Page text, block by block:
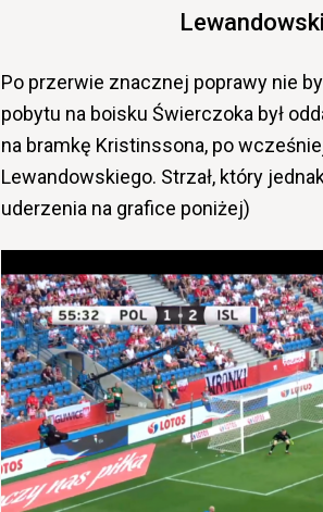
Po przerwie znacznej poprawy nie
pobytu na boisku Świerczoka był
na bramkę Kristinssona, po
Lewandowskiego. Strzał, który
uderzenia na grafice poniżej)